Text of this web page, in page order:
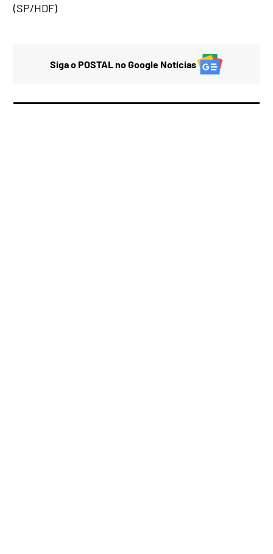
(SP/HDF)
Siga o POSTAL no Google Notícias